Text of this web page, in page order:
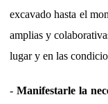
excavado hasta el
amplias y
lugar y en las
-Manifestarle la